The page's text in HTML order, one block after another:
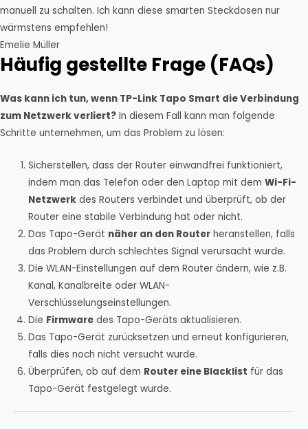
manuell zu schalten. Ich kann diese smarten Steckdosen nur
wärmstens empfehlen!
Emelie Müller
Häufig gestellte Frage (FAQs)
Was kann ich tun, wenn TP-Link Tapo Smart die Verbindung
zum Netzwerk verliert? In diesem Fall kann man folgende
Schritte unternehmen, um das Problem zu lösen:
Sicherstellen, dass der Router einwandfrei funktioniert,
indem man das Telefon oder den Laptop mit demWi-Fi-
Netzwerk des Routers verbindet und überprüft, ob der
Router eine stabile Verbindung hat oder nicht.
Das Tapo-Gerät näher an den Router heranstellen, falls
das Problem durch schlechtes Signal verursacht wurde.
Die WLAN-Einstellungen auf dem Router ändern, wie z.B.
Kanal, Kanalbreite oder WLAN-
Verschlüsselungseinstellungen.
Die Firmware des Tapo-Geräts aktualisieren.
Das Tapo-Gerät zurücksetzen und erneut konfigurieren,
falls dies noch nicht versucht wurde.
Überprüfen, ob auf dem Router eine Blacklist für das
Tapo-Gerät festgelegt wurde.